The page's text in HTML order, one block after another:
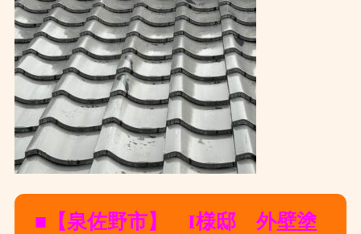
■【泉佐野市】 I様邸 外壁塗